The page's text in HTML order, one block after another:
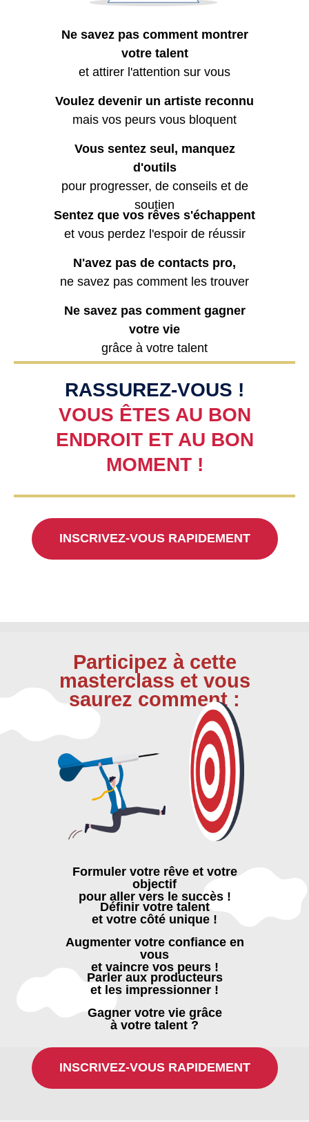
Ne savez pas comment montrer
votre talent
et attirer l'attention sur vous
Voulez devenir un artiste reconnu
mais vos peurs vous bloquent
Vous sentez seul, manquez
d'outils
pour progresser, de conseils et de
soutien
Sentez que vos rêves s'échappent
et vous perdez l'espoir de réussir
N'avez pas de contacts pro,
ne savez pas comment les trouver
Ne savez pas comment gagner
votre vie
grâce à votre talent
RASSUREZ-VOUS !
VOUS ÊTES AU BON
ENDROIT ET AU BON
MOMENT !
INSCRIVEZ-VOUS RAPIDEMENT
Participez à cette
masterclass et vous
saurez comment :
Formuler votre rêve et votre
objectif
pour aller vers le succès !
Augmenter votre confiance en
vous
et vaincre vos peurs !
Parler aux producteurs
et les impressionner !
Définir votre talent
et votre côté unique !
Gagner votre vie grâce
à votre talent ?
INSCRIVEZ-VOUS RAPIDEMENT